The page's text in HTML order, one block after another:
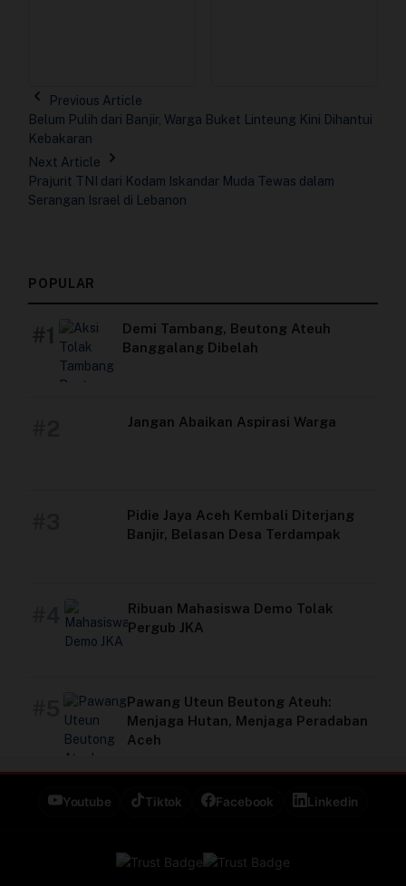
Previous Article
Belum Pulih dari Banjir, Warga Buket Linteung Kini Dihantui
Kebakaran
Next Article
Prajurit TNI dari Kodam Iskandar Muda Tewas dalam
Serangan Israel di Lebanon
POPULAR
Demi Tambang, Beutong Ateuh
Banggalang Dibelah
Jangan Abaikan Aspirasi Warga
Pidie Jaya Aceh Kembali Diterjang
Banjir, Belasan Desa Terdampak
Ribuan Mahasiswa Demo Tolak
Pergub JKA
Pawang Uteun Beutong Ateuh:
Menjaga Hutan, Menjaga Peradaban
Aceh
Youtube Tiktok Facebook Linkedin